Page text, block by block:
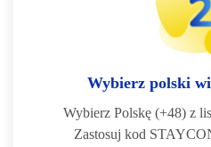
Wybierz polski
Wybierz Polskę (+48) z
Zastosuj kod